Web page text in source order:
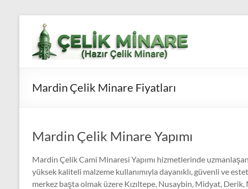
contentÇelik
Minare,
Minare
Çelik
Minare
Firması
Mardin Çelik Minare Fiyatları
Mardin Çelik Minare Yapımı
Mardin Çelik Cami Minaresi Yapımı hizmetlerinde
yüksek kaliteli malzeme kullanımıyla dayanıklı, güvenli ve
merkez başta olmak üzere Kızıltepe, Nusaybin, Midyat,